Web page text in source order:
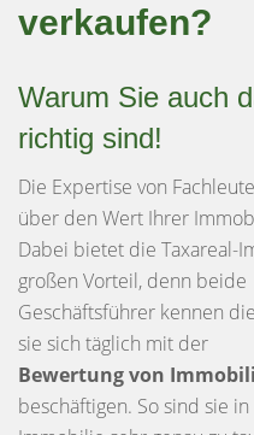
verkaufen?
Warum Sie auch
richtig sind!
Die Expertise von
über den Wert Ihrer
Dabei bietet die Taxareal-
großen Vorteil, denn beide
Geschäftsführer kennen
sie sich täglich mit der
Bewertung von
beschäftigen. So sind sie